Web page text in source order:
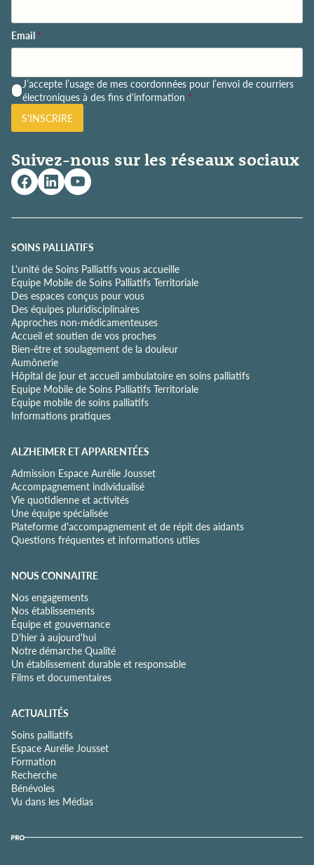
Email *
P
o
l
t
q
u
e
e
o
n
f
i
d
e
n
t
i
a
l
i
t
é
J’accepte l’usage de mes coordonnées pour l’envoi de courriers
électroniques à des fins d'information *
S'INSCRIRE
Suivez-nous sur les réseaux sociaux
SOINS PALLIATIFS
L'unité de Soins Palliatifs vous accueille
Equipe Mobile de Soins Palliatifs Territoriale
Des espaces conçus pour vous
Des équipes pluridisciplinaires
Approches non-médicamenteuses
Accueil et soutien de vos proches
Bien-être et soulagement de la douleur
Aumônerie
Hôpital de jour et accueil ambulatoire en soins palliatifs
Equipe Mobile de Soins Palliatifs Territoriale
Equipe mobile de soins palliatifs
Informations pratiques
ALZHEIMER ET APPARENTÉES
Admission Espace Aurélie Jousset
Accompagnement individualisé
Vie quotidienne et activités
Une équipe spécialisée
Plateforme d'accompagnement et de répit des aidants
Questions fréquentes et informations utiles
NOUS CONNAITRE
Nos engagements
Nos établissements
Équipe et gouvernance
D'hier à aujourd'hui
Notre démarche Qualité
Un établissement durable et responsable
Films et documentaires
ACTUALITÉS
Soins palliatifs
Espace Aurélie Jousset
Formation
Recherche
Bénévoles
Vu dans les Médias